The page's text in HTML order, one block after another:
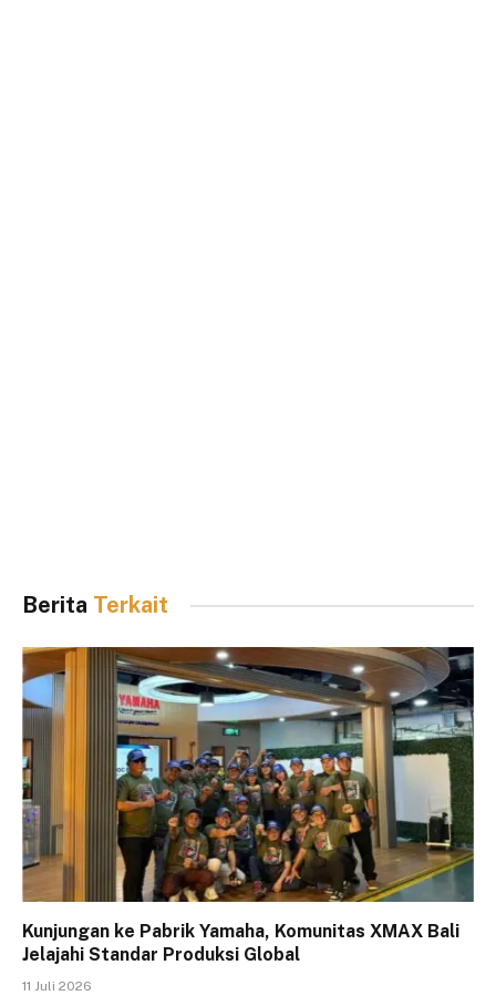
Berita Terkait
Kunjungan ke Pabrik Yamaha, Komunitas XMAX Bali
Jelajahi Standar Produksi Global
11 Juli 2026